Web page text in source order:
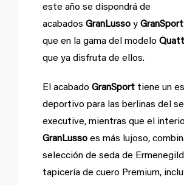
este año se dispondrá de
acabados GranLusso y
que en la gama del modelo
que ya disfruta de ellos.
El acabado GranSport tiene un
deportivo para las berlinas del
executive, mientras que el
GranLusso es más lujoso,
selección de seda de
tapicería de cuero Premium,